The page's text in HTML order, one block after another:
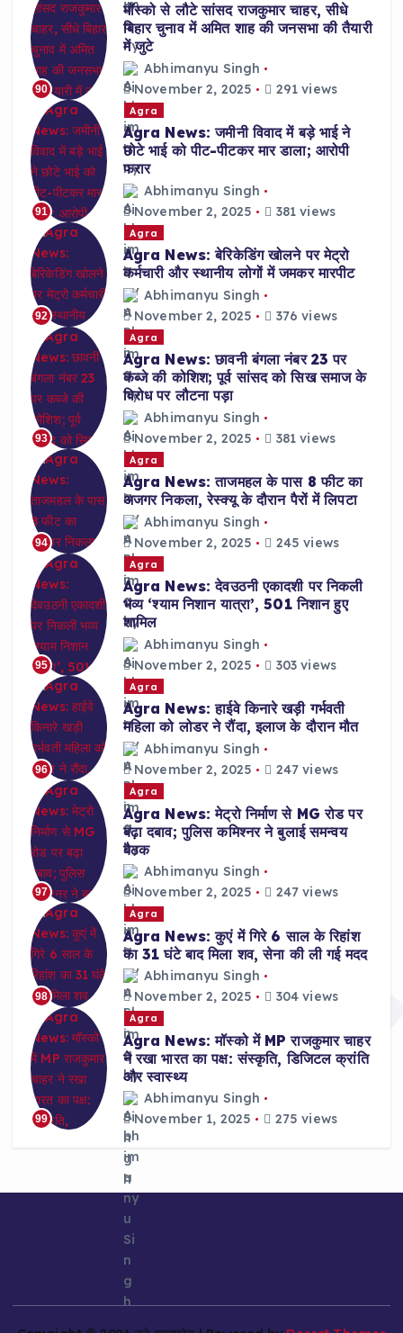
90
मॉस्को से लौटे सांसद राजकुमार चाहर, सीधे
बिहार चुनाव में अमित शाह की जनसभा की तैयारी
में जुटे
Abhimanyu Singh
November 2, 2025
291 views
91
Agra
Agra News: जमीनी विवाद में बड़े भाई ने
छोटे भाई को पीट-पीटकर मार डाला; आरोपी
फरार
Abhimanyu Singh
November 2, 2025
381 views
92
Agra
Agra News: बेरिकेडिंग खोलने पर मेट्रो
कर्मचारी और स्थानीय लोगों में जमकर मारपीट
Abhimanyu Singh
November 2, 2025
376 views
93
Agra
Agra News: छावनी बंगला नंबर 23 पर
कब्जे की कोशिश; पूर्व सांसद को सिख समाज के
विरोध पर लौटना पड़ा
Abhimanyu Singh
November 2, 2025
381 views
94
Agra
Agra News: ताजमहल के पास 8 फीट का
अजगर निकला, रेस्क्यू के दौरान पैरों में लिपटा
Abhimanyu Singh
November 2, 2025
245 views
95
Agra
Agra News: देवउठनी एकादशी पर निकली
भव्य ‘श्याम निशान यात्रा’, 501 निशान हुए
शामिल
Abhimanyu Singh
November 2, 2025
303 views
96
Agra
Agra News: हाईवे किनारे खड़ी गर्भवती
महिला को लोडर ने रौंदा, इलाज के दौरान मौत
Abhimanyu Singh
November 2, 2025
247 views
97
Agra
Agra News: मेट्रो निर्माण से MG रोड पर
बढ़ा दबाव; पुलिस कमिश्नर ने बुलाई समन्वय
बैठक
Abhimanyu Singh
November 2, 2025
247 views
98
Agra
Agra News: कुएं में गिरे 6 साल के रिहांश
का 31 घंटे बाद मिला शव, सेना की ली गई मदद
Abhimanyu Singh
November 2, 2025
304 views
99
Agra
Agra News: मॉस्को में MP राजकुमार चाहर
ने रखा भारत का पक्ष: संस्कृति, डिजिटल क्रांति
और स्वास्थ्य
Abhimanyu Singh
November 1, 2025
275 views